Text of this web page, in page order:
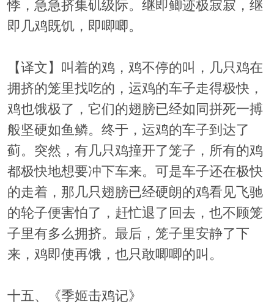
悸，急急挤集矶级际。继即鲫迹极寂寂，继
即几鸡既饥，即唧唧。
【译文】叫着的鸡，鸡不停的叫，几只鸡在
拥挤的笼里找吃的，运鸡的车子走得极快，
鸡也饿极了，它们的翅膀已经如同拼死一搏
般坚硬如鱼鳞。终于，运鸡的车子到达了
蓟。突然，有几只鸡撞开了笼子，所有的鸡
都极快地想要冲下车来。可是车子还在极快
的走着，那几只翅膀已经硬朗的鸡看见飞驰
的轮子便害怕了，赶忙退了回去，也不顾笼
子里有多么拥挤。最后，笼子里安静了下
来，鸡即使再饿，也只敢唧唧的叫。
十五、《季姬击鸡记》